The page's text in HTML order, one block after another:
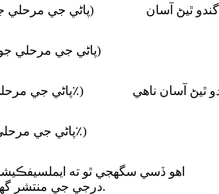
30-40 (پاڻي جي مرحلي جو 1٪ کان گهٽ) ٿيڻ آسان
1-5 (پاڻي جي مرحلي جو لڳ ڀڳ 95 سيڪڙو)
ٿيڻ آسان ناهي 5-10 (پاڻي جي مرحلي جو لڳ ڀڳ 4٪)
10-20 (پاڻي جي مرحلي جو لڳ ڀڳ 1٪)
اهو ڏسي سگهجي ٿو ته
درجي جي منتشر گهرجن تائين پهچڻ گهرجي.